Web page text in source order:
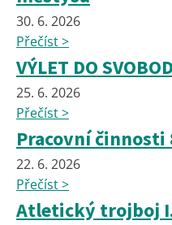
30. 6. 2026
Přečíst >
VÝLET DO
25. 6. 2026
Přečíst >
Pracovní činnosti
22. 6. 2026
Přečíst >
Atletický trojboj